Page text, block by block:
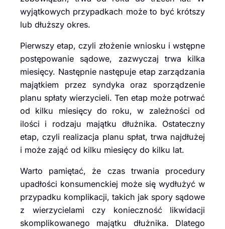
wyjątkowych przypadkach może to być krótszy
lub dłuższy okres.
Pierwszy etap, czyli złożenie wniosku i wstępne
postępowanie sądowe, zazwyczaj trwa kilka
miesięcy. Następnie następuje etap zarządzania
majątkiem przez syndyka oraz sporządzenie
planu spłaty wierzycieli. Ten etap może potrwać
od kilku miesięcy do roku, w zależności od
ilości i rodzaju majątku dłużnika. Ostateczny
etap, czyli realizacja planu spłat, trwa najdłużej
i może zająć od kilku miesięcy do kilku lat.
Warto pamiętać, że czas trwania procedury
upadłości konsumenckiej może się wydłużyć w
przypadku komplikacji, takich jak spory sądowe
z wierzycielami czy konieczność likwidacji
skomplikowanego majątku dłużnika. Dlatego